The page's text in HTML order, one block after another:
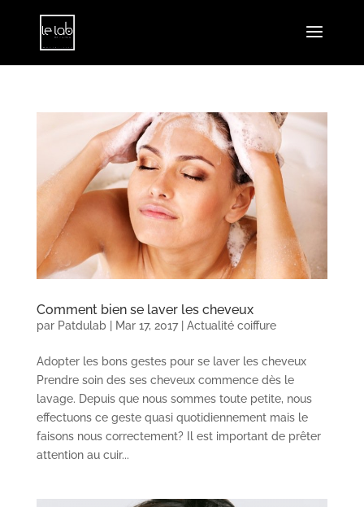
Comment bien se laver les cheveux
par Patdulab| Mar 17, 2017| Actualité coiffure
Adopter les bons gestes pour se laver les cheveux
Prendre soin des ses cheveux commence dès le
lavage. Depuis que nous sommes toute petite, nous
effectuons ce geste quasi quotidiennement mais le
faisons nous correctement? Il est important de prêter
attention au cuir...